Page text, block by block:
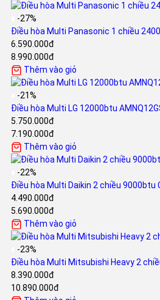
-27%
Điều hòa Multi Panasonic 1 chiều
6.590.000đ
8.990.000đ
Thêm vào giỏ
-21%
Điều hòa Multi LG 12000btu
5.750.000đ
7.190.000đ
Thêm vào giỏ
-22%
Điều hòa Multi Daikin 2 chiều 9000btu
4.490.000đ
5.690.000đ
Thêm vào giỏ
-23%
Điều hòa Multi Mitsubishi Heavy 2
8.390.000đ
10.890.000đ